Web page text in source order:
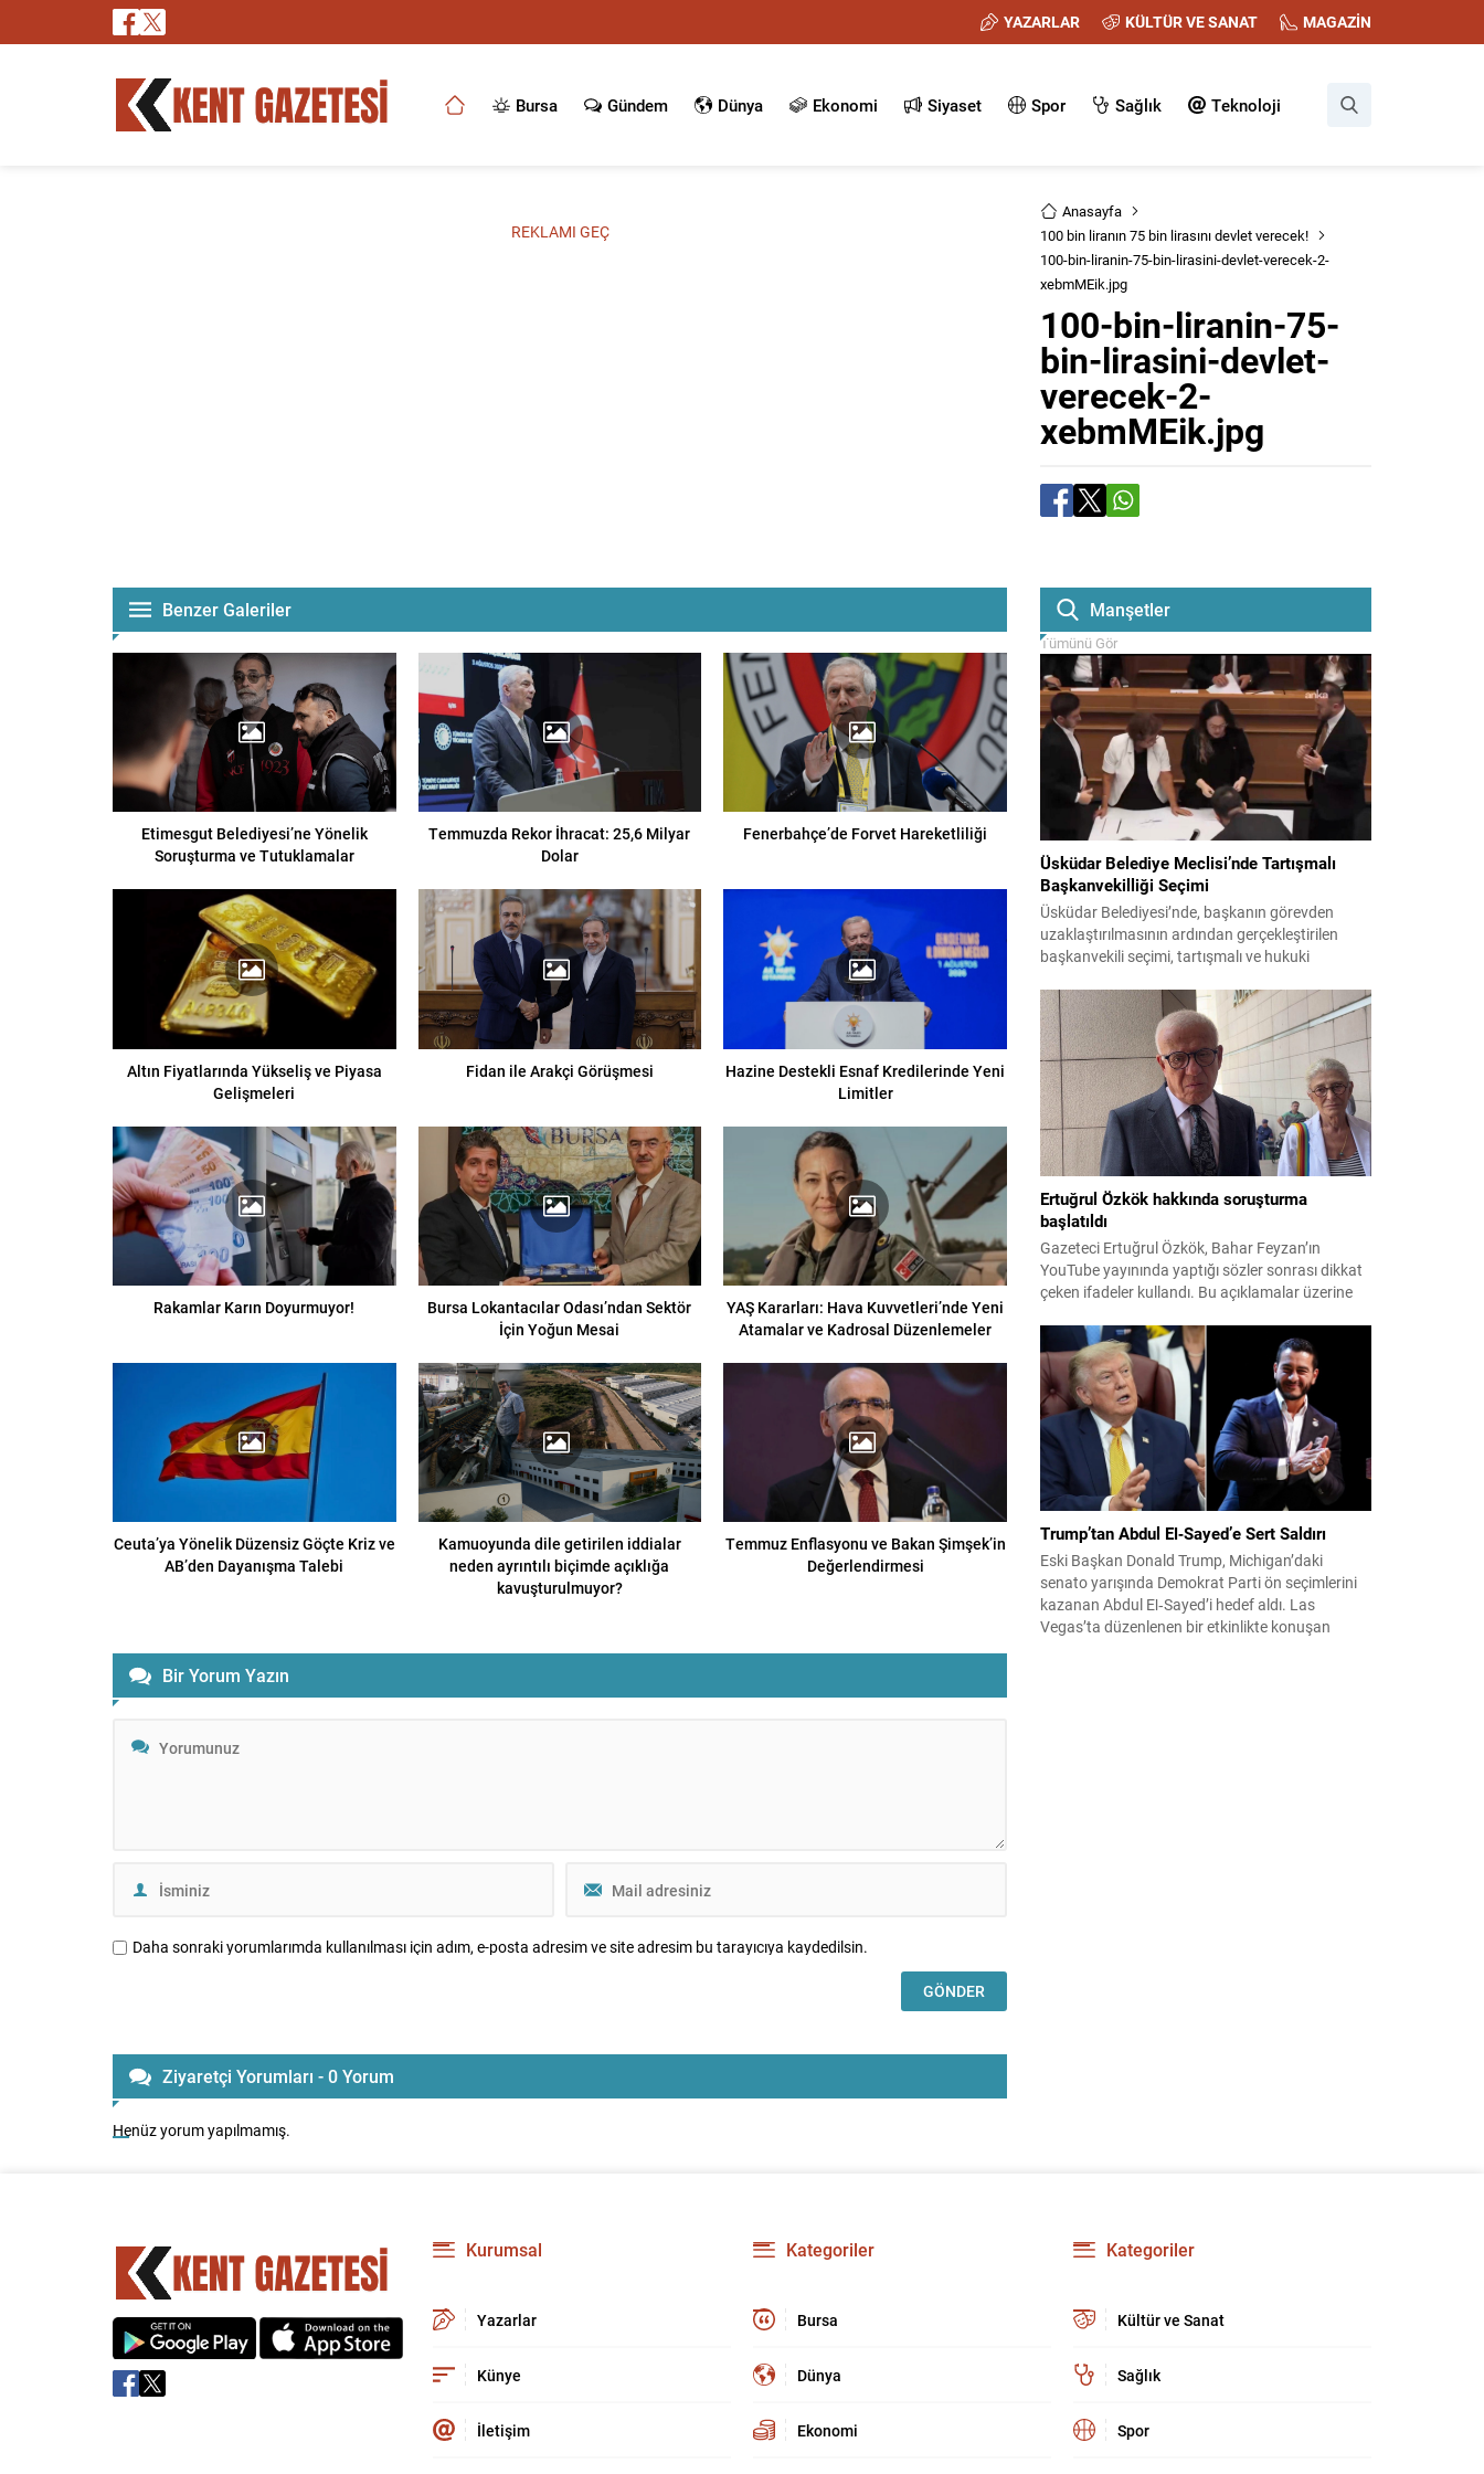
YAZARLAR KÜLTÜR VE SANAT MAGAZİN
Bursa Gündem Dünya Ekonomi Siyaset Spor Sağlık Teknoloji
REKLAMI GEÇ
Anasayfa
100 bin liranın 75 bin lirasını devlet verecek!
100-bin-liranin-75-bin-lirasini-devlet-verecek-2-
xebmMEik.jpg
100-bin-liranin-75-
bin-lirasini-devlet-
verecek-2-
xebmMEik.jpg
Benzer Galeriler
Etimesgut Belediyesi’ne Yönelik
Soruşturma ve Tutuklamalar
Temmuzda Rekor İhracat: 25,6 Milyar
Dolar
Fenerbahçe’de Forvet Hareketliliği
Altın Fiyatlarında Yükseliş ve Piyasa
Gelişmeleri
Fidan ile Arakçi Görüşmesi
Hazine Destekli Esnaf Kredilerinde Yeni
Limitler
Rakamlar Karın Doyurmuyor!
Bursa Lokantacılar Odası’ndan Sektör
İçin Yoğun Mesai
YAŞ Kararları: Hava Kuvvetleri’nde Yeni
Atamalar ve Kadrosal Düzenlemeler
Ceuta’ya Yönelik Düzensiz Göçte Kriz ve
AB’den Dayanışma Talebi
Kamuoyunda dile getirilen iddialar
neden ayrıntılı biçimde açıklığa
kavuşturulmuyor?
Temmuz Enflasyonu ve Bakan Şimşek’in
Değerlendirmesi
Bir Yorum Yazın
Daha sonraki yorumlarımda kullanılması için adım, e-posta adresim ve site adresim bu tarayıcıya kaydedilsin.
Ziyaretçi Yorumları - 0 Yorum
Henüz yorum yapılmamış.
Manşetler
Tümünü Gör
Üsküdar Belediye Meclisi’nde Tartışmalı
Başkanvekilliği Seçimi
Üsküdar Belediyesi’nde, başkanın görevden
uzaklaştırılmasının ardından gerçekleştirilen
başkanvekili seçimi, tartışmalı ve hukuki
geldi. Yapılan oylamada usul ve gizlilikle ilgili
ciddi iddialar ortaya atıldı; bazı oyların geçersiz
sayılması ve meclis içindeki yönlendirmeler
kamuoyunda tepkilere yol açtı. Seçim sürecinde
yaşanan gelişmeler, parti grupları arasındaki
gerilimi artırdı. CHP’nin...
Ertuğrul Özkök hakkında soruşturma
başlatıldı
Gazeteci Ertuğrul Özkök, Bahar Feyzan’ın
YouTube yayınında yaptığı sözler sonrası dikkat
çeken ifadeler kullandı. Bu açıklamalar üzerine
Özkök hakkında ‘Cumhurbaşkanına hakaret’
suçundan re’sen soruşturma başlatıldı. Özkök,
hakkındaki soruşturma kapsamında
Çağlayan’daki İstanbul Adalet Sarayı’na giderek
savcılığa ifade verdi. İfadesinin ardından
adliyeden ayrıldığı bildirildi. Programdaki sözleri
ve savunması...
Trump’tan Abdul El‑Sayed’e Sert Saldırı
Eski Başkan Donald Trump, Michigan’daki
senato yarışında Demokrat Parti ön seçimlerini
kazanan Abdul El‑Sayed’i hedef aldı. Las
Vegas’ta düzenlenen bir etkinlikte konuşan
Kurumsal
Yazarlar
Künye
İletişim
Kategoriler
Bursa
Dünya
Ekonomi
Kategoriler
Kültür ve Sanat
Sağlık
Spor